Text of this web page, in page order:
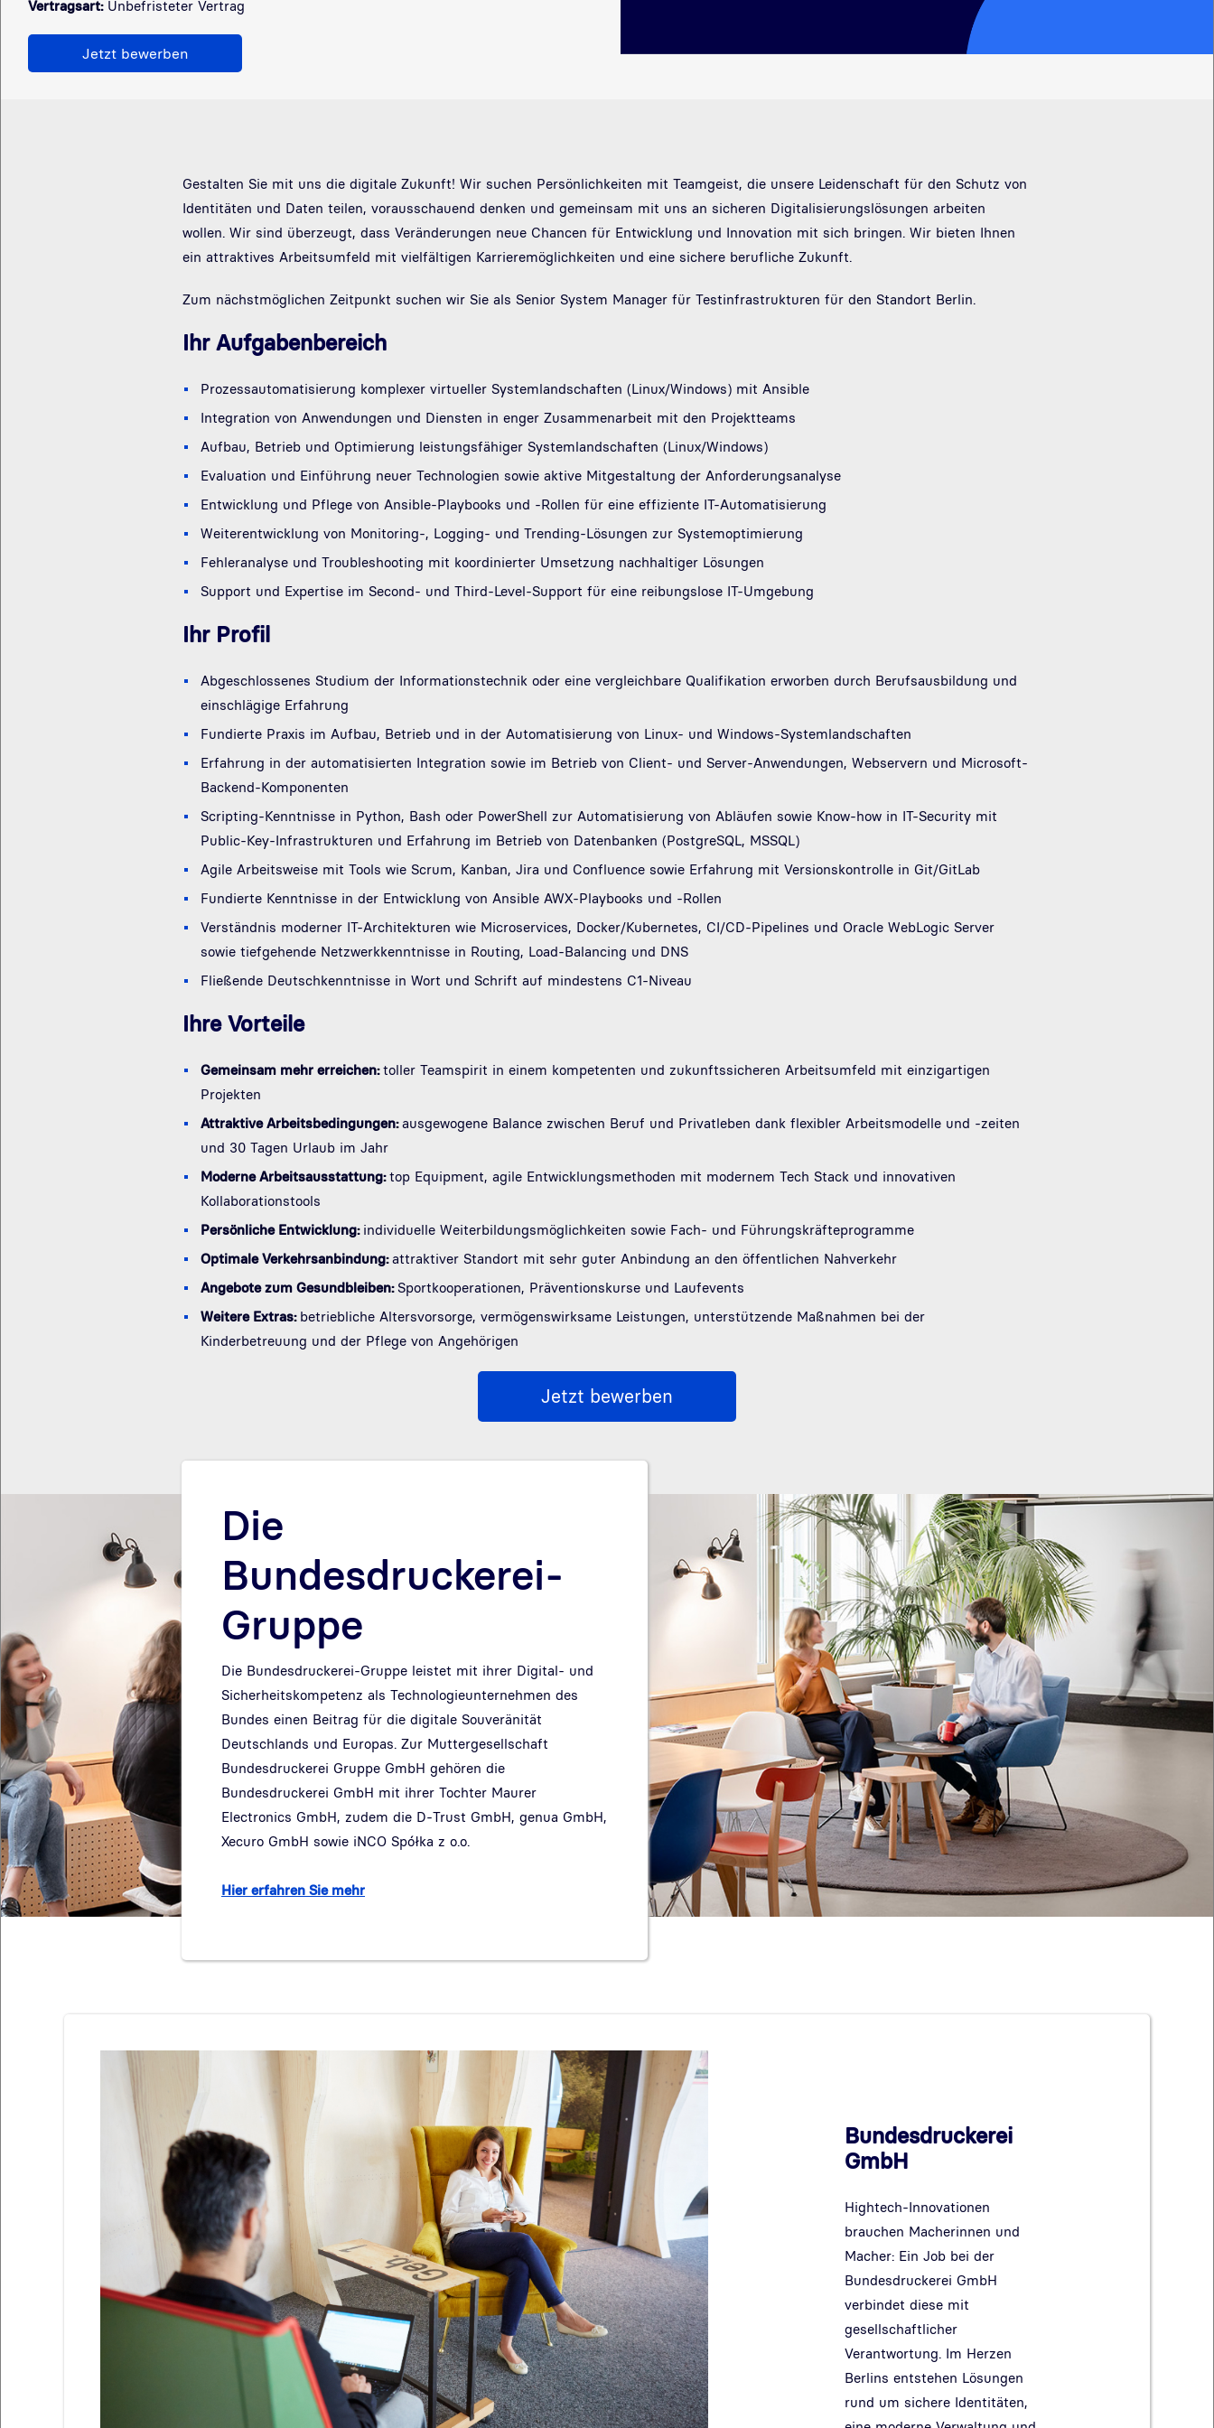
Vertragsart:Unbefristeter Vertrag
Jetzt bewerben
Gestalten Sie mit uns die digitale Zukunft! Wir suchen Persönlichkeiten mit Teamgeist, die unsere Leidenschaft für den Schutz von
Identitäten und Daten teilen, vorausschauend denken und gemeinsam mit uns an sicheren Digitalisierungslösungen arbeiten
wollen. Wir sind überzeugt, dass Veränderungen neue Chancen für Entwicklung und Innovation mit sich bringen. Wir bieten Ihnen
ein attraktives Arbeitsumfeld mit vielfältigen Karrieremöglichkeiten und eine sichere berufliche Zukunft.
Zum nächstmöglichen Zeitpunkt suchen wir Sie als Senior System Manager für Testinfrastrukturen für den Standort Berlin.
Ihr Aufgabenbereich
Prozessautomatisierung komplexer virtueller Systemlandschaften (Linux/Windows) mit Ansible
Integration von Anwendungen und Diensten in enger Zusammenarbeit mit den Projektteams
Aufbau, Betrieb und Optimierung leistungsfähiger Systemlandschaften (Linux/Windows)
Evaluation und Einführung neuer Technologien sowie aktive Mitgestaltung der Anforderungsanalyse
Entwicklung und Pflege von Ansible-Playbooks und -Rollen für eine effiziente IT-Automatisierung
Weiterentwicklung von Monitoring-, Logging- und Trending-Lösungen zur Systemoptimierung
Fehleranalyse und Troubleshooting mit koordinierter Umsetzung nachhaltiger Lösungen
Support und Expertise im Second- und Third-Level-Support für eine reibungslose IT-Umgebung
Ihr Profil
Abgeschlossenes Studium der Informationstechnik oder eine vergleichbare Qualifikation erworben durch Berufsausbildung und
einschlägige Erfahrung
Fundierte Praxis im Aufbau, Betrieb und in der Automatisierung von Linux- und Windows-Systemlandschaften
Erfahrung in der automatisierten Integration sowie im Betrieb von Client- und Server-Anwendungen, Webservern und Microsoft-
Backend-Komponenten
Scripting-Kenntnisse in Python, Bash oder PowerShell zur Automatisierung von Abläufen sowie Know-how in IT-Security mit
Public-Key-Infrastrukturen und Erfahrung im Betrieb von Datenbanken (PostgreSQL, MSSQL)
Agile Arbeitsweise mit Tools wie Scrum, Kanban, Jira und Confluence sowie Erfahrung mit Versionskontrolle in Git/GitLab
Fundierte Kenntnisse in der Entwicklung von Ansible AWX-Playbooks und -Rollen
Verständnis moderner IT-Architekturen wie Microservices, Docker/Kubernetes, CI/CD-Pipelines und Oracle WebLogic Server
sowie tiefgehende Netzwerkkenntnisse in Routing, Load-Balancing und DNS
Fließende Deutschkenntnisse in Wort und Schrift auf mindestens C1-Niveau
Ihre Vorteile
Gemeinsam mehr erreichen:toller Teamspirit in einem kompetenten und zukunftssicheren Arbeitsumfeld mit einzigartigen
Projekten
Attraktive Arbeitsbedingungen:ausgewogene Balance zwischen Beruf und Privatleben dank flexibler Arbeitsmodelle und -zeiten
und 30 Tagen Urlaub im Jahr
Moderne Arbeitsausstattung:top Equipment, agile Entwicklungsmethoden mit modernem Tech Stack und innovativen
Kollaborationstools
Persönliche Entwicklung: individuelle Weiterbildungsmöglichkeiten sowie Fach- und Führungskräfteprogramme
Optimale Verkehrsanbindung:attraktiver Standort mit sehr guter Anbindung an den öffentlichen Nahverkehr
Angebote zum Gesundbleiben:Sportkooperationen, Präventionskurse und Laufevents
Weitere Extras: betriebliche Altersvorsorge, vermögenswirksame Leistungen, unterstützende Maßnahmen bei der
Kinderbetreuung und der Pflege von Angehörigen
Jetzt bewerben
Die
Bundesdruckerei-
Gruppe
Die Bundesdruckerei-Gruppe leistet mit ihrer Digital- und
Sicherheitskompetenz als Technologieunternehmen des
Bundes einen Beitrag für die digitale Souveränität
Deutschlands und Europas. Zur Muttergesellschaft
Bundesdruckerei Gruppe GmbH gehören die
Bundesdruckerei GmbH mit ihrer Tochter Maurer
Electronics GmbH, zudem die D-Trust GmbH, genua GmbH,
Xecuro GmbH sowie iNCO Spółka z o.o.
Hier erfahren Sie mehr
Bundesdruckerei
GmbH
Hightech-Innovationen
brauchen Macherinnen und
Macher: Ein Job bei der
Bundesdruckerei GmbH
verbindet diese mit
gesellschaftlicher
Verantwortung. Im Herzen
Berlins entstehen Lösungen
rund um sichere Identitäten,